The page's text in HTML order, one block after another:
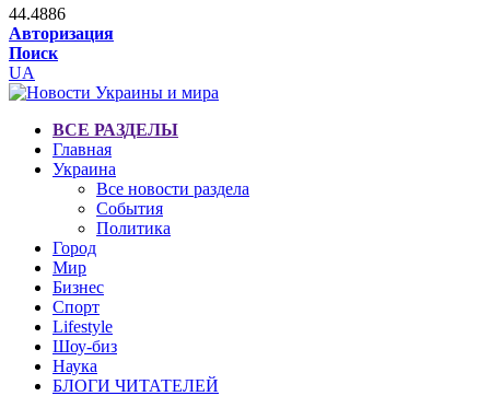
44.4886
Авторизация
Поиск
UA
ВСЕ РАЗДЕЛЫ
Главная
Украина
Все новости раздела
События
Политика
Город
Мир
Бизнес
Спорт
Lifestyle
Шоу-биз
Наука
БЛОГИ ЧИТАТЕЛЕЙ